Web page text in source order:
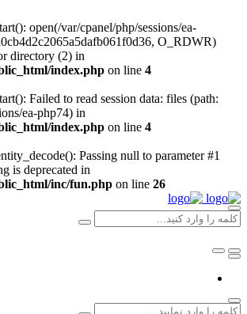
open(/var/cpanel/php/sessions/ea-
O_RDWR)
directory (2) in
index.php on line 4
Failed to read session data: files (path:
ea-php74) in
index.php on line 4
Passing null to parameter #1
is deprecated in
inc/fun.php on line 26